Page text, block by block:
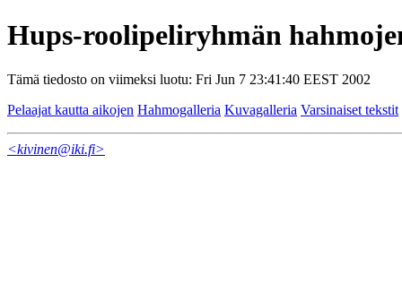
Hups-roolipeliryhmän
Tämä tiedosto on viimeksi luotu: Fri Jun 7 23:41:40 EEST 2002
Pelaajat kautta aikojen Hahmogalleria Kuvagalleria Varsinaiset tekstit
<kivinen@iki.fi>